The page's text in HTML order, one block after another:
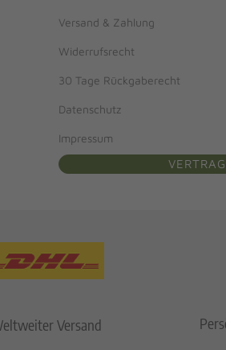
Versand & Zahlung
Widerrufsrecht
30 Tage Rückgaberecht
Datenschutz
Impressum
Versand